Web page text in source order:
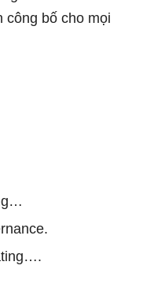
công bố cho mọi